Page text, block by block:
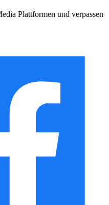
Plattformen und verpassen